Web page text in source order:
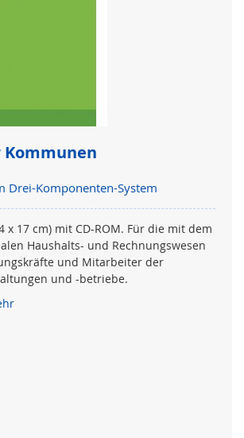
Drei-Komponenten-System
x 17 cm) mit CD-ROM. Für die mit dem
Haushalts- und Rechnungswesen
und Mitarbeiter der
und -betriebe.